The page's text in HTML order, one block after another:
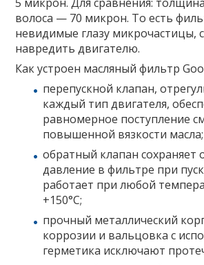
волоса — 70 микрон. То есть
невидимые глазу микрочастицы,
навредить двигателю.
Как устроен масляный фильтр
перепускной клапан,
каждый тип двигателя,
равномерное поступление
повышенной вязкости масла;
обратный клапан сохраняет
давление в фильтре при
работает при любой
+150°C;
прочный металлический
коррозии и вальцовка с
герметика исключают